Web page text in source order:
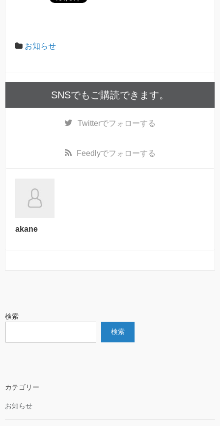
お知らせ
SNSでもご購読できます。
Twitterでフォローする
Feedlyでフォローする
akane
検索
検索
カテゴリー
お知らせ